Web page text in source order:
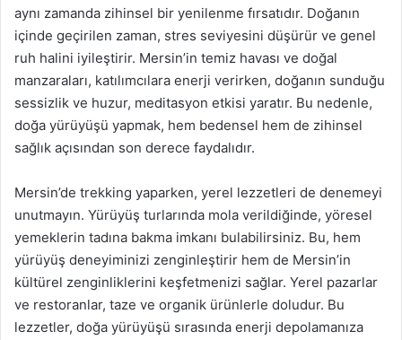
aynı zamanda zihinsel bir yenilenme fırsatıdır. Doğanın
içinde geçirilen zaman, stres seviyesini düşürür ve genel
ruh halini iyileştirir. Mersin’in temiz havası ve doğal
manzaraları, katılımcılara enerji verirken, doğanın sunduğu
sessizlik ve huzur, meditasyon etkisi yaratır. Bu nedenle,
doğa yürüyüşü yapmak, hem bedensel hem de zihinsel
sağlık açısından son derece faydalıdır.
Mersin’de trekking yaparken, yerel lezzetleri de denemeyi
unutmayın. Yürüyüş turlarında mola verildiğinde, yöresel
yemeklerin tadına bakma imkanı bulabilirsiniz. Bu, hem
yürüyüş deneyiminizi zenginleştirir hem de Mersin’in
kültürel zenginliklerini keşfetmenizi sağlar. Yerel pazarlar
ve restoranlar, taze ve organik ürünlerle doludur. Bu
lezzetler, doğa yürüyüşü sırasında enerji depolamanıza